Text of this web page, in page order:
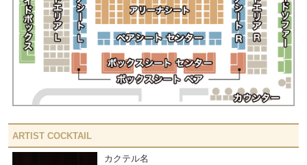
ARTIST COCKTAIL
カクテル名